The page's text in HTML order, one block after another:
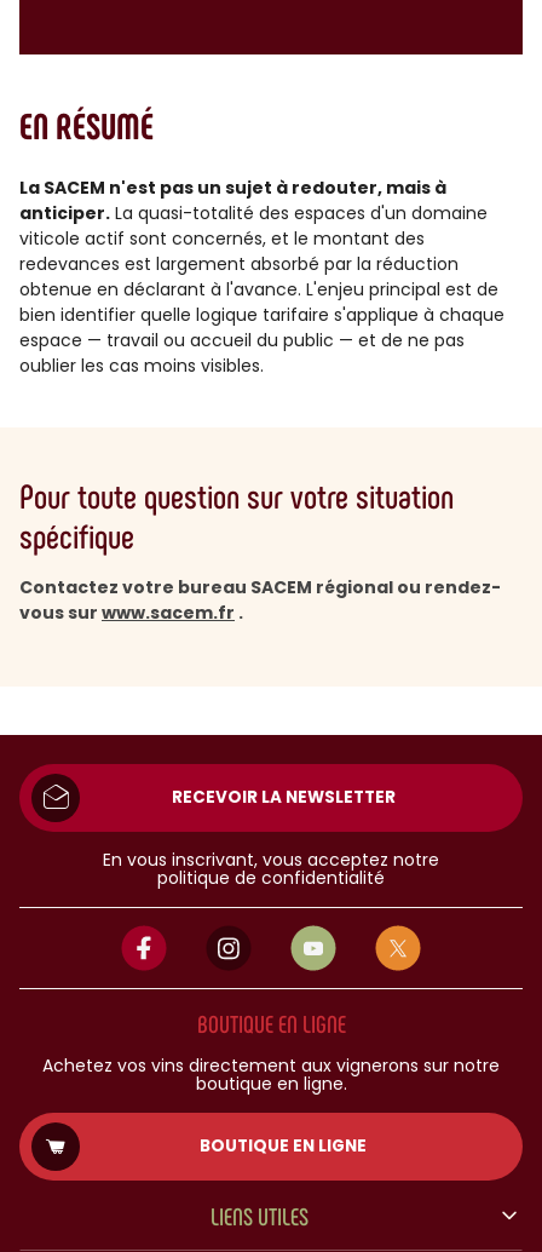
EN RÉSUMÉ
La SACEM n'est pas un sujet à redouter, mais à
anticiper. La quasi-totalité des espaces d'un domaine
viticole actif sont concernés, et le montant des
redevances est largement absorbé par la réduction
obtenue en déclarant à l'avance. L'enjeu principal est de
bien identifier quelle logique tarifaire s'applique à chaque
espace — travail ou accueil du public — et de ne pas
oublier les cas moins visibles.
Pour toute question sur votre situation
spécifique
Contactez votre bureau SACEM régional ou rendez-
vous sur www.sacem.fr .
RECEVOIR LA NEWSLETTER
En vous inscrivant, vous acceptez notre
politique de confidentialité
BOUTIQUE EN LIGNE
Achetez vos vins directement aux vignerons sur notre
boutique en ligne.
BOUTIQUE EN LIGNE
LIENS UTILES